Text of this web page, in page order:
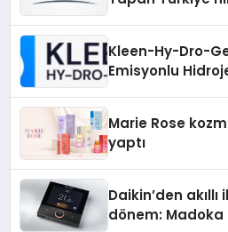
Kleen-Hy-Dro-
Emisyonlu
Marie Rose
yaptı
Daikin’den
dönem: Madoka